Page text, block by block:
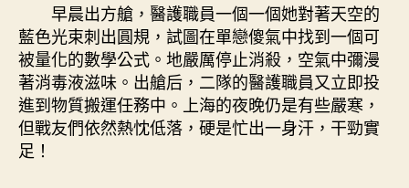
早晨出方艙，醫護職員一個一個她對著天空的
藍色光束刺出圓規，試圖在單戀傻氣中找到一個可
被量化的數學公式。地嚴厲停止消殺，空氣中彌漫
著消毒液滋味。出艙后，二隊的醫護職員又立即投
進到物質搬運任務中。上海的夜晚仍是有些嚴寒，
但戰友們依然熱忱低落，硬是忙出一身汗，干勁實
足！